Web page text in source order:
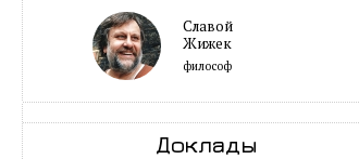
Славой
Жижек
философ
Доклады